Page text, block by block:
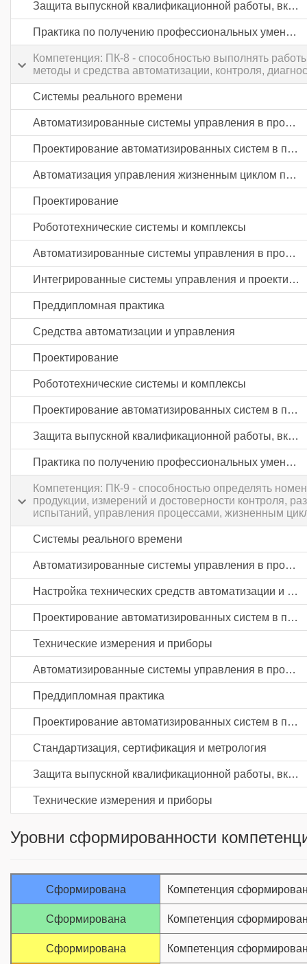
Защита выпускной квалификационной работы, включая подготовку к процедуре защиты и процедуру защиты
Практика по получению профессиональных умений и опыта профессиональной деятельности
Компетенция: ПК-8 - способностью выполнять
методы и средства автоматизации, контроля,
Системы реального времени
Автоматизированные системы управления в промышленности
Проектирование автоматизированных систем в промышленности
Автоматизация управления жизненным циклом продукции в промышленности
Проектирование
Робототехнические системы и комплексы
Автоматизированные системы управления в промышленности
Интегрированные системы управления и проектирования
Преддипломная практика
Средства автоматизации и управления
Проектирование
Робототехнические системы и комплексы
Проектирование автоматизированных систем в промышленности
Защита выпускной квалификационной работы, включая подготовку к процедуре защиты и процедуру защиты
Практика по получению профессиональных умений и опыта профессиональной деятельности
Компетенция: ПК-9 - способностью определять
продукции, измерений и достоверности контроля,
испытаний, управления процессами, жизненным
Системы реального времени
Автоматизированные системы управления в промышленности
Настройка технических средств автоматизации и управления
Проектирование автоматизированных систем в промышленности
Технические измерения и приборы
Автоматизированные системы управления в промышленности
Преддипломная практика
Проектирование автоматизированных систем в промышленности
Стандартизация, сертификация и метрология
Защита выпускной квалификационной работы, включая подготовку к процедуре защиты и процедуру защиты
Технические измерения и приборы
Уровни сформированности
Сформирована
Компетенция
Сформирована
Компетенция
Сформирована
Компетенция